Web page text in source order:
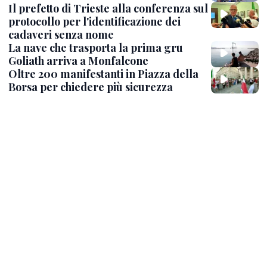
Il prefetto di Trieste alla conferenza sul
protocollo per l'identificazione dei
cadaveri senza nome
La nave che trasporta la prima gru
Goliath arriva a Monfalcone
Oltre 200 manifestanti in Piazza della
Borsa per chiedere più sicurezza